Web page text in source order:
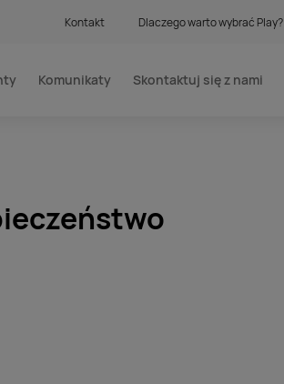
Kontakt Dlaczego warto wybrać Play?
Komunikaty Skontaktuj się z nami